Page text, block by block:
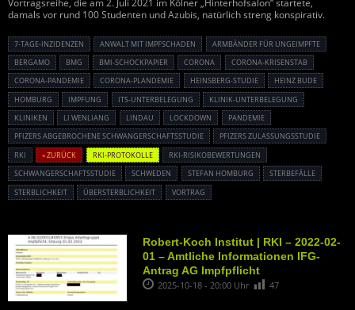
damals vor rund 100 Studenten und Azubis, natürlich streng konspirativ.
7-TAGE-INZIDENZEN ANWALT MIT IMPFSCHADEN
ARMBÄNDER FÜR UNGEIMPFTE
BERGAMO
BMG BMI-SCHOCKPAPIER CORONA
CORONA-KRISENSTAB
CORONA-PANDEMIE
CORONA-PLANDEMIE HEINSBERG-STUDIE
HEINZ BUDE
HOMBURG
IMPFUNG ITS-UNTERBELEGUNG
KLINIK-UNTERBELEGUNG
KLINIKEN
LI WENLIANG LINDAU LOCKDOWN
PANDEMIE
PFIZERS ABGEBROCHENE SCHWANGERSCHAFTSSTUDIE
PFIZERS ZULASSUNGSSTUDIE
RKI
« ZURÜCK RKI-PROTOKOLLE
RKI-RISIKOBEWERTUNGEN
SCHWANGERSCHAFTSSTUDIE
SCHWEDEN STEFAN HOMBURG
STERBEFÄLLE
STERBLICHKEIT
ÜBERSTERBLICHKEIT VORTRAG
Robert-Koch Institut | RKI – 2022-02-
01 – Amtliche Informationen IFG-
Antrag AG Impfpflicht
2025-10-18 - 20:00 Uhr 47